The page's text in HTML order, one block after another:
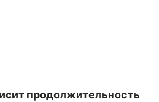
продолжительность